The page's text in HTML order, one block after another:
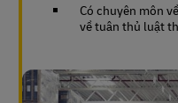
Có chuyên môn
về tuân thủ luật